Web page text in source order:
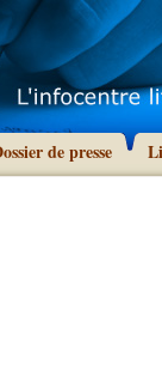
de presse